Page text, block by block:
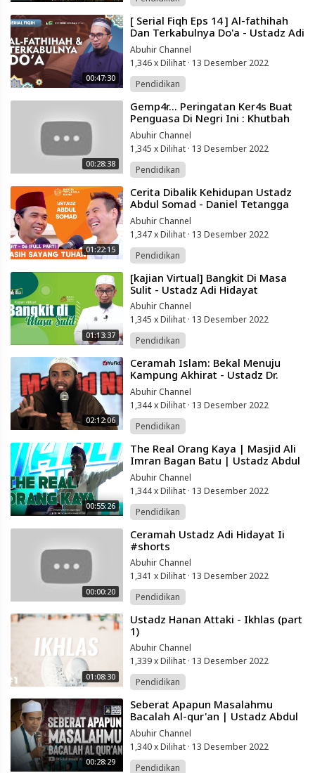
00:47:30
⁣[ Serial Fiqh Eps 14 ] Al-fathihah
Dan Terkabulnya Do'a - Ustadz Adi
Hidayat
Abuhir Channel
1,346 x Dilihat · 13 Desember 2022
Pendidikan
00:28:38
⁣Gemp4r... Peringatan Ker4s Buat
Penguasa Di Negri Ini : Khutbah
Paling Berani Ustadz Jel Fathullah
Abuhir Channel
1,345 x Dilihat · 13 Desember 2022
Pendidikan
01:22:15
⁣Cerita Dibalik Kehidupan Ustadz
Abdul Somad - Daniel Tetangga
Kamu
Abuhir Channel
1,347 x Dilihat · 13 Desember 2022
Pendidikan
01:13:37
⁣[kajian Virtual] Bangkit Di Masa
Sulit - Ustadz Adi Hidayat
Abuhir Channel
1,345 x Dilihat · 13 Desember 2022
Pendidikan
02:12:06
⁣Ceramah Islam: Bekal Menuju
Kampung Akhirat - Ustadz Dr.
Syafiq Basalamah, Ma.
Abuhir Channel
1,344 x Dilihat · 13 Desember 2022
Pendidikan
00:55:26
⁣The Real Orang Kaya | Masjid Ali
Imran Bagan Batu | Ustadz Abdul
Somad
Abuhir Channel
1,344 x Dilihat · 13 Desember 2022
Pendidikan
00:00:20
⁣Ceramah Ustadz Adi Hidayat Ii
#shorts
Abuhir Channel
1,341 x Dilihat · 13 Desember 2022
Pendidikan
01:08:30
⁣Ustadz Hanan Attaki - Ikhlas (part
1)
Abuhir Channel
1,339 x Dilihat · 13 Desember 2022
Pendidikan
00:28:29
⁣Seberat Apapun Masalahmu
Bacalah Al-qur'an | Ustadz Abdul
Somad
Abuhir Channel
1,340 x Dilihat · 13 Desember 2022
Pendidikan